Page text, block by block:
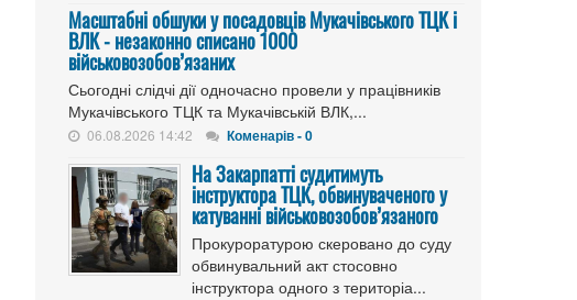
Масштабні обшуки у посадовців Мукачівського ТЦК і
ВЛК - незаконно списано 1000
військовозобов’язаних
Сьогодні слідчі дії одночасно провели у працівників
Мукачівського ТЦК та Мукачівській ВЛК,...
06.08.2026 14:42 Коменарів - 0
На Закарпатті судитимуть
інструктора ТЦК, обвинуваченого у
катуванні військовозобов’язаного
Прокуроратурою скеровано до суду
обвинувальний акт стосовно
інструктора одного з територіа...